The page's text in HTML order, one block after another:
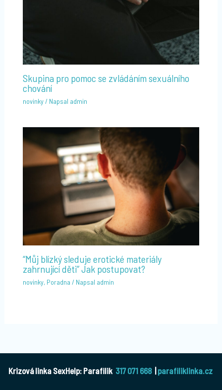
Skupina pro pomoc se zvládáním sexuálního
chování
novinky/ Napsal admin
“Můj blízký sleduje erotické materiály
zahrnující děti” Jak postupovat?
novinky, Poradna / Napsal admin
Krizová linka SexHelp: Parafilik 317 071 668| parafiliklinka.cz